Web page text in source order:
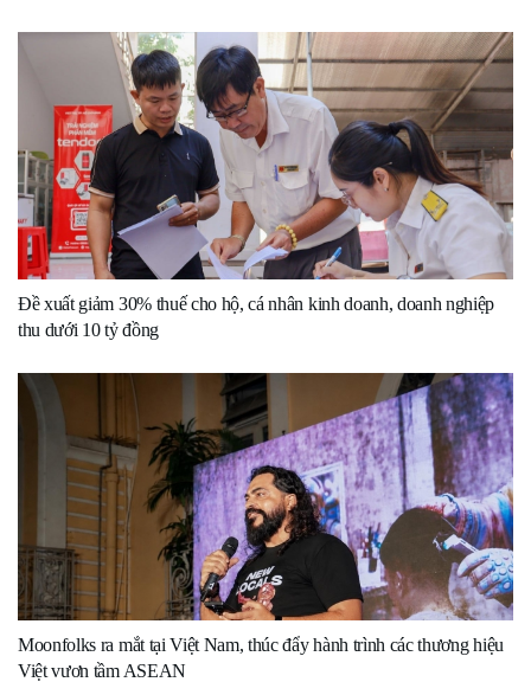
Đề xuất giảm 30% thuế cho hộ, cá nhân kinh doanh, doanh nghiệp
thu dưới 10 tỷ đồng
Moonfolks ra mắt tại Việt Nam, thúc đẩy hành trình các thương hiệu
Việt vươn tầm ASEAN